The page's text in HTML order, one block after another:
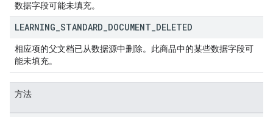
数据字段可能未填充。
LEARNING STANDARD DOCUMENT DELETED
相应项的父文档已从数据源中删除。此商品中的某些数据字段可
能未填充。
方法